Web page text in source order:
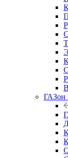
ГАЗон